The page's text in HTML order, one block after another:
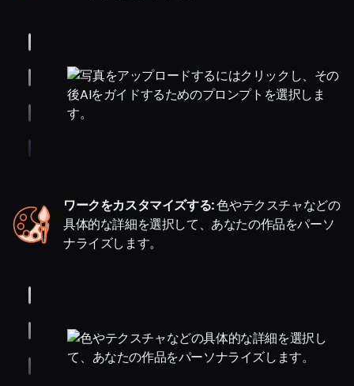
ワークをカスタマイズする:色やテクスチャなどの
具体的な詳細を選択して、あなたの作品をパーソ
ナライズします。